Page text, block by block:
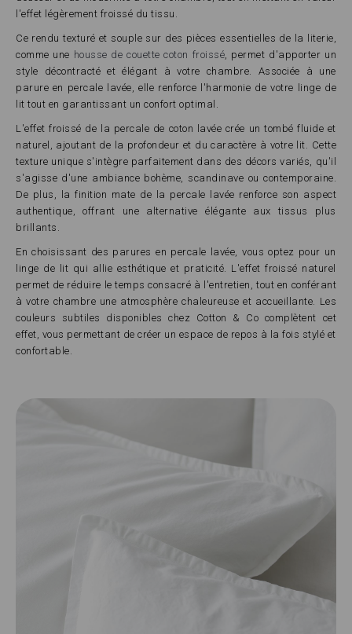
l'effet légèrement froissé du tissu.
Ce rendu texturé et souple sur des pièces essentielles de la literie,
comme une housse de couette coton froissé , permet d'apporter un
style décontracté et élégant à votre chambre. Associée à une
parure en percale lavée, elle renforce l'harmonie de votre linge de
lit tout en garantissant un confort optimal.
L'effet froissé de la percale de coton lavée crée un tombé fluide et
naturel, ajoutant de la profondeur et du caractère à votre lit. Cette
texture unique s'intègre parfaitement dans des décors variés, qu'il
s'agisse d'une ambiance bohème, scandinave ou contemporaine.
De plus, la finition mate de la percale lavée renforce son aspect
authentique, offrant une alternative élégante aux tissus plus
brillants.
En choisissant des parures en percale lavée, vous optez pour un
linge de lit qui allie esthétique et praticité. L'effet froissé naturel
permet de réduire le temps consacré à l'entretien, tout en conférant
à votre chambre une atmosphère chaleureuse et accueillante. Les
couleurs subtiles disponibles chez Cotton & Co complètent cet
effet, vous permettant de créer un espace de repos à la fois stylé et
confortable.